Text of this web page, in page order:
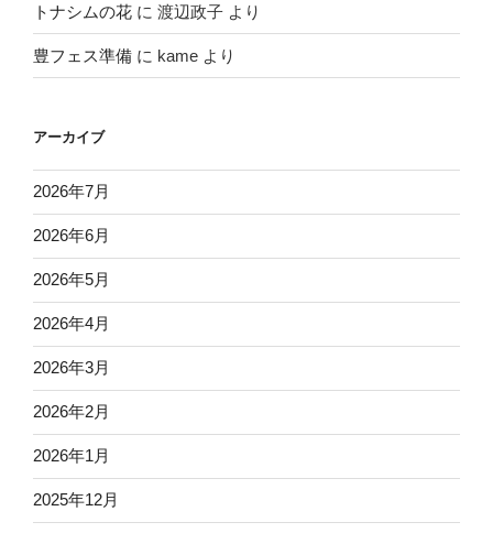
トナシムの花 に 渡辺政子 より
豊フェス準備 に kame より
アーカイブ
2026年7月
2026年6月
2026年5月
2026年4月
2026年3月
2026年2月
2026年1月
2025年12月